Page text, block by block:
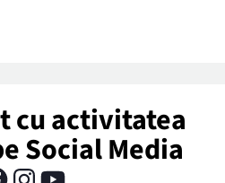
cu activitatea
Social Media